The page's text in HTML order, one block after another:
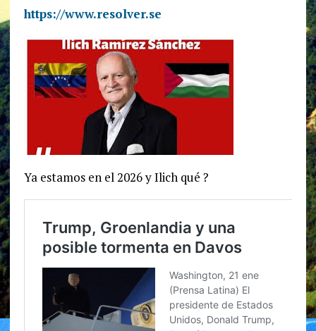
https://www.resolver.se
Ya estamos en el 2026 y Ilich qué ?